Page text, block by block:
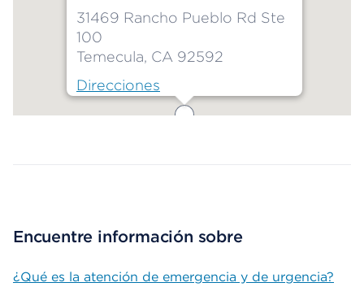
31469 Rancho Pueblo Rd Ste
100
Temecula, CA 92592
Direcciones
Encuentre información sobre
¿Qué es la atención de emergencia y de urgencia?